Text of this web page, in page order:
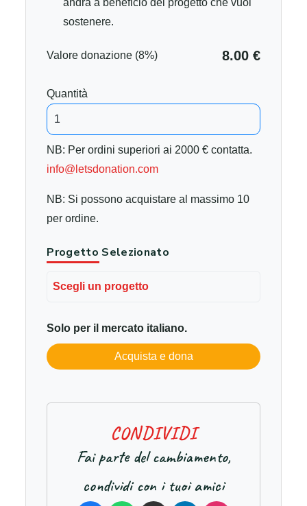
sostenere.
Valore donazione (8%) 8.00 €
Quantità
NB: Per ordini superiori ai 2000 € contatta.
info@letsdonation.com
NB: Si possono acquistare al massimo 10
per ordine.
Progetto Selezionato
Scegli un progetto
Solo per il mercato italiano.
Acquista e dona
CONDIVIDI
Fai parte del cambiamento,
condividi con i tuoi amici